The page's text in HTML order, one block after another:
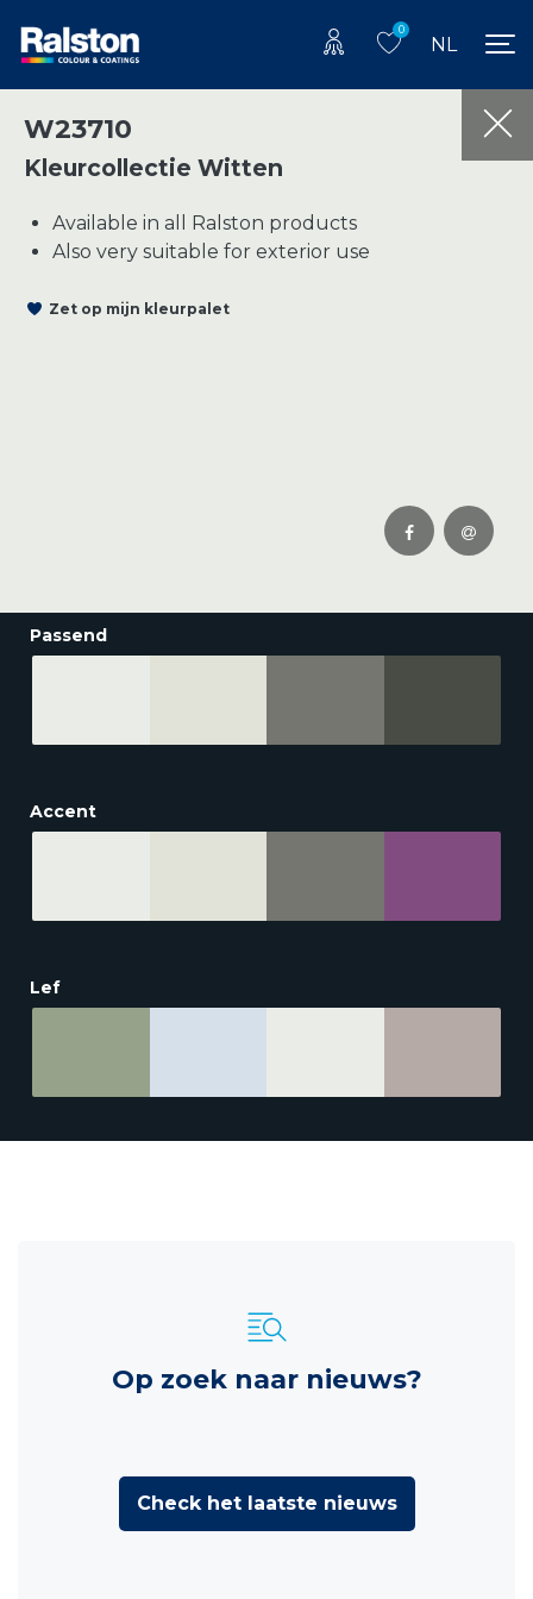
0
NL
W23710
Kleurcollectie Witten
Available in all Ralston products
Also very suitable for exterior use
Zet op mijn kleurpalet
Passend
Accent
Lef
Op zoek naar nieuws?
Check het laatste nieuws